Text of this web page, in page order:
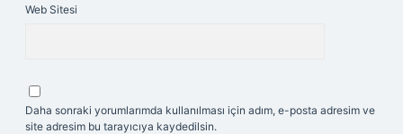
Web Sitesi
Daha sonraki yorumlarımda kullanılması için adım, e-posta adresim ve
site adresim bu tarayıcıya kaydedilsin.